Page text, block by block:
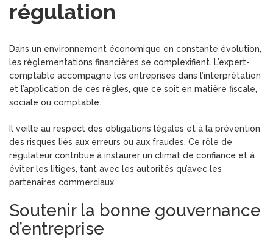
régulation
Dans un environnement économique en constante évolution,
les réglementations financières se complexifient. L’expert-
comptable accompagne les entreprises dans l’interprétation
et l’application de ces règles, que ce soit en matière fiscale,
sociale ou comptable.
Il veille au respect des obligations légales et à la prévention
des risques liés aux erreurs ou aux fraudes. Ce rôle de
régulateur contribue à instaurer un climat de confiance et à
éviter les litiges, tant avec les autorités qu’avec les
partenaires commerciaux.
Soutenir la bonne gouvernance
d’entreprise